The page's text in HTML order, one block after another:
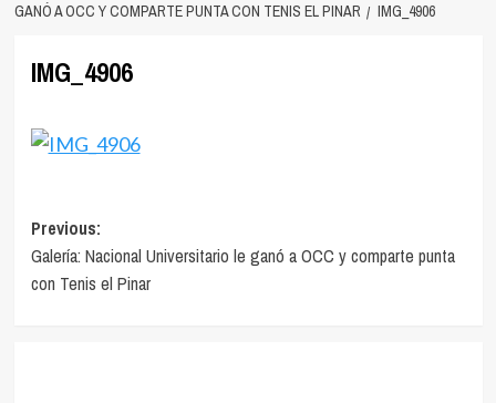
GANÓ A OCC Y COMPARTE PUNTA CON TENIS EL PINAR
IMG_4906
IMG_4906
Navegación
de
entradas
Previous:
Galería: Nacional Universitario le ganó a OCC y comparte punta
con Tenis el Pinar